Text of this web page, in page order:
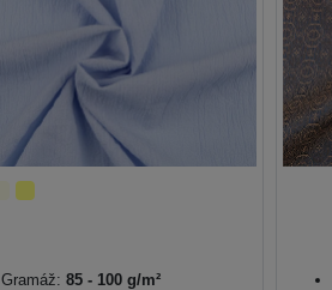
Gramáž: 85 - 100 g/m²